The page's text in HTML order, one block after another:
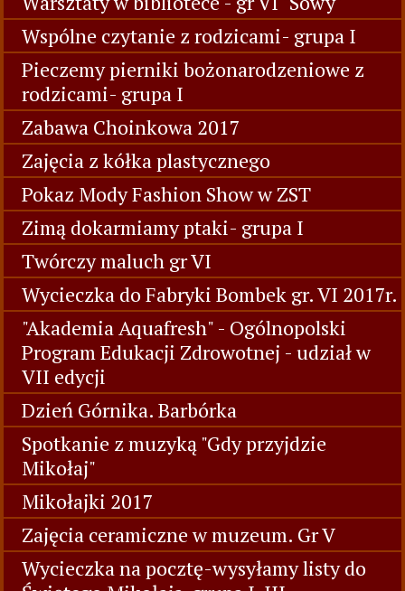
Wspólne czytanie z rodzicami- grupa I
Pieczemy pierniki bożonarodzeniowe z
rodzicami- grupa I
Zabawa Choinkowa 2017
Zajęcia z kółka plastycznego
Pokaz Mody Fashion Show w ZST
Zimą dokarmiamy ptaki- grupa I
Twórczy maluch gr VI
Wycieczka do Fabryki Bombek gr. VI 2017r.
"Akademia Aquafresh" - Ogólnopolski
Program Edukacji Zdrowotnej - udział w
VII edycji
Dzień Górnika. Barbórka
Spotkanie z muzyką "Gdy przyjdzie
Mikołaj"
Mikołajki 2017
Zajęcia ceramiczne w muzeum. Gr V
Wycieczka na pocztę-wysyłamy listy do